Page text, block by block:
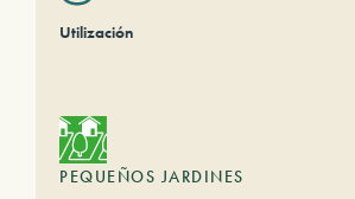
Utilización
PEQUEÑOS JARDINES